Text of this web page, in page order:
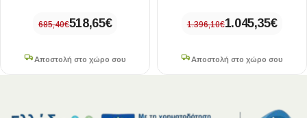
685,40€518,65€
Αποστολή στο χώρο σου
1.396,10€1.045,35€
Αποστολή στο χώρο σου